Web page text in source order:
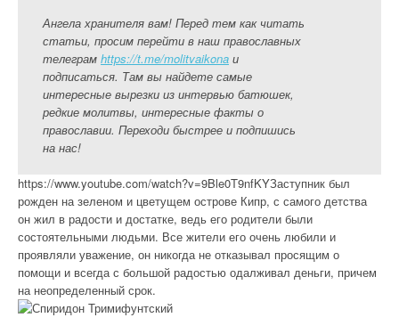
Ангела хранителя вам! Перед тем как читать
статьи, просим перейти в наш православных
телеграм https://t.me/molitvaikona и
подписаться. Там вы найдете самые
интересные вырезки из интервью батюшек,
редкие молитвы, интересные факты о
православии. Переходи быстрее и подпишись
на нас!
https://www.youtube.com/watch?v=9Ble0T9nfKYЗаступник был
рожден на зеленом и цветущем острове Кипр, с самого детства
он жил в радости и достатке, ведь его родители были
состоятельными людьми. Все жители его очень любили и
проявляли уважение, он никогда не отказывал просящим о
помощи и всегда с большой радостью одалживал деньги, причем
на неопределенный срок.